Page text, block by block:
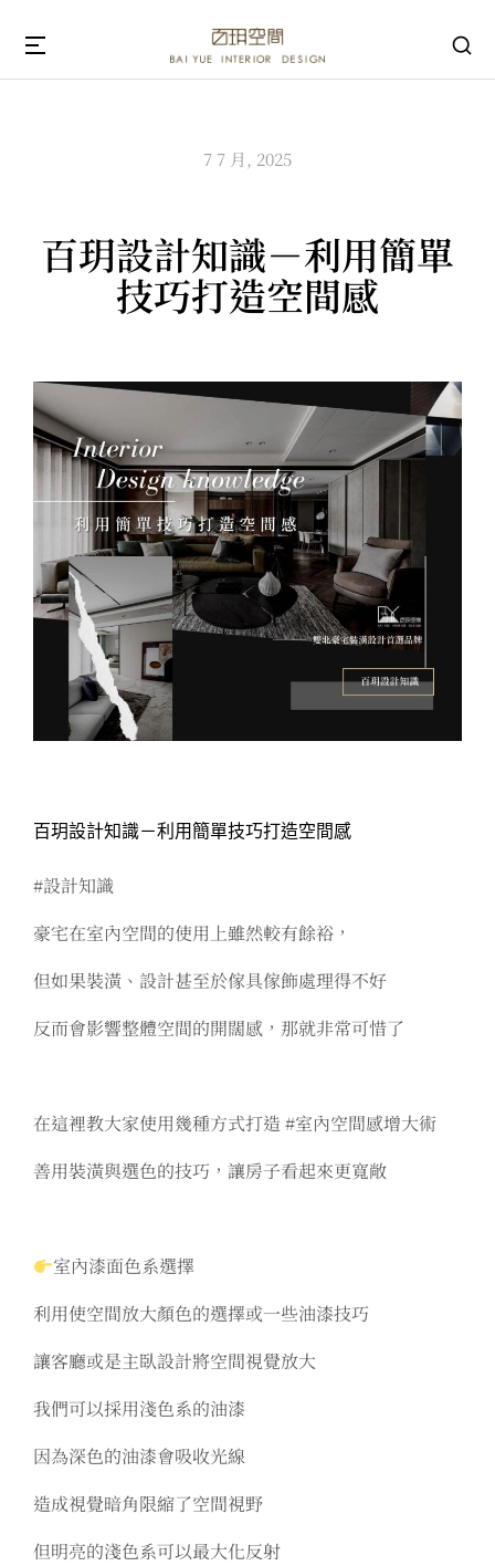
7 7 月, 2025
百玥設計知識－利用簡單
技巧打造空間感
百玥設計知識－利用簡單技巧打造空間感
#設計知識
豪宅在室內空間的使用上雖然較有餘裕，
但如果裝潢、設計甚至於傢具傢飾處理得不好
反而會影響整體空間的開闊感，那就非常可惜了
在這裡教大家使用幾種方式打造 #室內空間感增大術
善用裝潢與選色的技巧，讓房子看起來更寬敞
室內漆面色系選擇
利用使空間放大顏色的選擇或一些油漆技巧
讓客廳或是主臥設計將空間視覺放大
我們可以採用淺色系的油漆
因為深色的油漆會吸收光線
造成視覺暗角限縮了空間視野
但明亮的淺色系可以最大化反射